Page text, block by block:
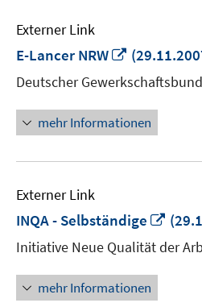
Externer Link
E-Lancer NRW
In
neuem
Fenster
öffnen
Deutscher Gewerkschaftsbund
mehr Informationen
Externer Link
INQA - Selbständige
In
Initiative Neue Qualität der
mehr Informationen